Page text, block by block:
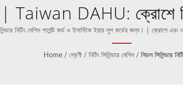
| Taiwan DAHU: ক্রোশে
নিটিং মেশিন গার্মেন্ট কর্ড ও ইলাস্টিক ইয়ার লুপ কর্ডের জন্য। | ক্রোশে এবং
Home / শ্রেণী / নিটিং সিলিন্ডার মেশিন / নিডল সিলিন্ডার